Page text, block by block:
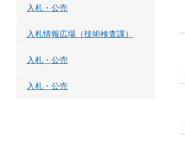
入札・公売
入札情報広場（技術検査課）
入札・公売
入札・公売